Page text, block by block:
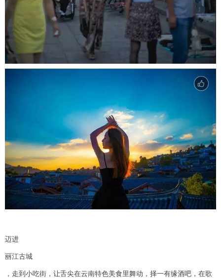
迈进
丽江古城
，走到小吃街，让舌尖在云南特色美食里舞动，择一有缘酒吧，在歌